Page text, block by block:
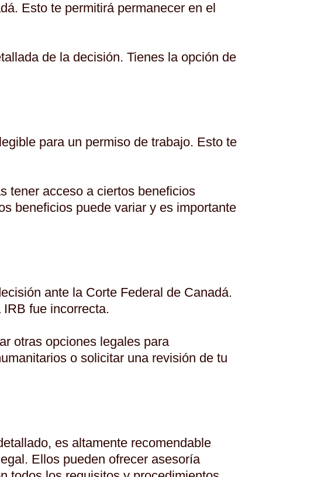
Esto te permitirá permanecer en el
de la decisión. Tienes la opción de
para un permiso de trabajo. Esto te
tener acceso a ciertos beneficios
beneficios puede variar y es importante
ante la Corte Federal de Canadá.
fue incorrecta.
otras opciones legales para
o solicitar una revisión de tu
es altamente recomendable
Ellos pueden ofrecer asesoría